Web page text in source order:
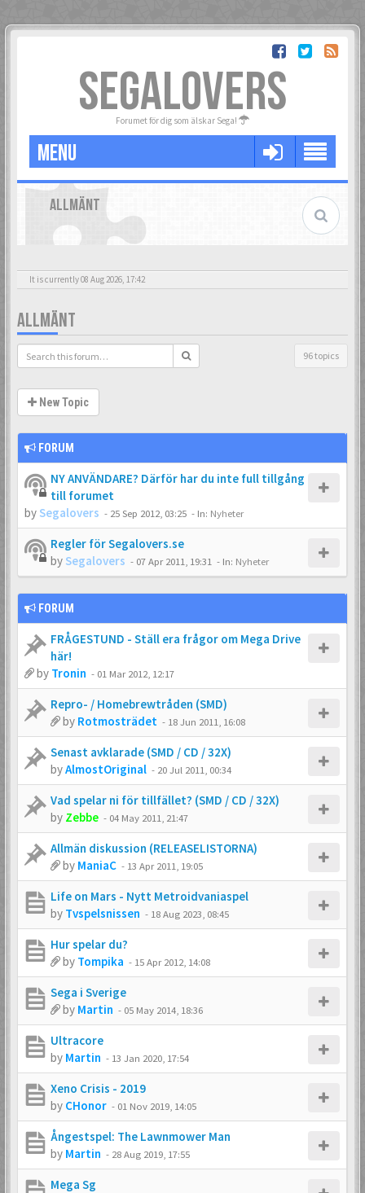
SEGALOVERS
Forumet för dig som älskar Sega!
MENU
ALLMÄNT
It is currently 08 Aug 2026, 17:42
ALLMÄNT
96 topics
New Topic
FORUM
NY ANVÄNDARE? Därför har du inte full tillgång
till forumet
by Segalovers - 25 Sep 2012, 03:25 - In: Nyheter
Regler för Segalovers.se
by Segalovers - 07 Apr 2011, 19:31 - In: Nyheter
FORUM
FRÅGESTUND - Ställ era frågor om Mega Drive
här!
by Tronin - 01 Mar 2012, 12:17
Repro- / Homebrewtråden (SMD)
by Rotmosträdet - 18 Jun 2011, 16:08
Senast avklarade (SMD / CD / 32X)
byAlmostOriginal - 20 Jul 2011, 00:34
Vad spelar ni för tillfället? (SMD / CD / 32X)
by Zebbe - 04 May 2011, 21:47
Allmän diskussion (RELEASELISTORNA)
by ManiaC - 13 Apr 2011, 19:05
Life on Mars - Nytt Metroidvaniaspel
by Tvspelsnissen - 18 Aug 2023, 08:45
Hur spelar du?
by Tompika - 15 Apr 2012, 14:08
Sega i Sverige
by Martin - 05 May 2014, 18:36
Ultracore
by Martin - 13 Jan 2020, 17:54
Xeno Crisis - 2019
by CHonor - 01 Nov 2019, 14:05
Ångestspel: The Lawnmower Man
by Martin - 28 Aug 2019, 17:55
Mega Sg